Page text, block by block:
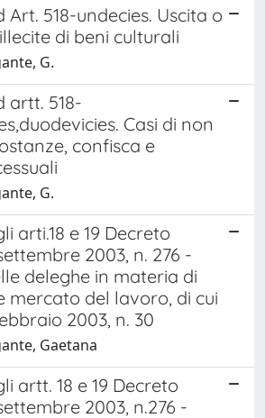
518-undecies. Uscita o
di beni culturali
G.
artt. 518-
Casi di non
confisca e
G.
arti.18 e 19 Decreto
2003, n. 276 -
deleghe in materia di
mercato del lavoro, di cui
2003, n. 30
Gaetana
artt. 18 e 19 Decreto
2003, n.276 -